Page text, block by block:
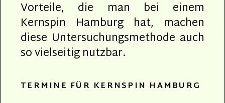
Vorteile, die man bei einem
Kernspin Hamburg hat, machen
diese Untersuchungsmethode auch
so vielseitig nutzbar.
TERMINE FÜR KERNSPIN HAMBURG